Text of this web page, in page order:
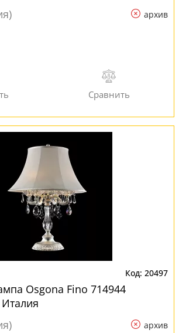
архив
20497
Osgona Fino 714944
архив